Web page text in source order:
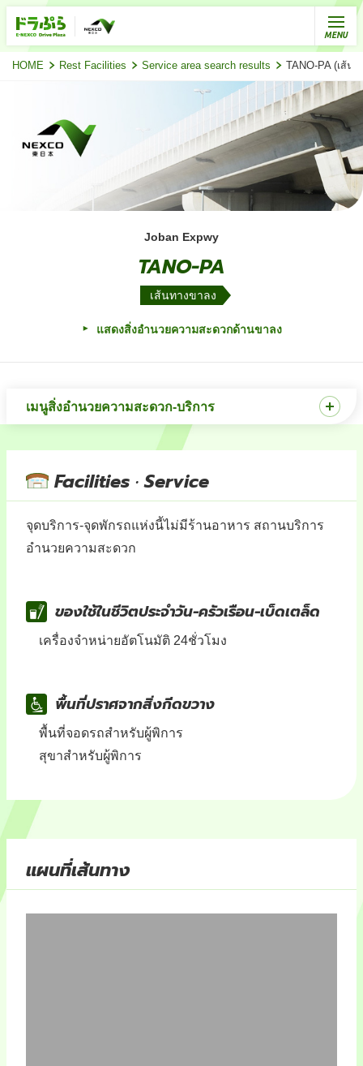
HOME Rest Facilities Service area search results TANO-PA (เส้
Joban Expwy
TANO-PA
เส้นทางขาลง
แสดงสิ่งอำนวยความสะดวกด้านขาลง
เมนูสิ่งอำนวยความสะดวก-บริการ
Facilities · Service
จุดบริการ-จุดพักรถแห่งนี้ไม่มีร้านอาหาร สถานบริการ
อำนวยความสะดวก
ของใช้ในชีวิตประจำวัน-ครัวเรือน-เบ็ดเตล็ด
เครื่องจำหน่ายอัตโนมัติ 24ชั่วโมง
พื้นที่ปราศจากสิ่งกีดขวาง
พื้นที่จอดรถสำหรับผู้พิการ
สุขาสำหรับผู้พิการ
แผนที่เส้นทาง